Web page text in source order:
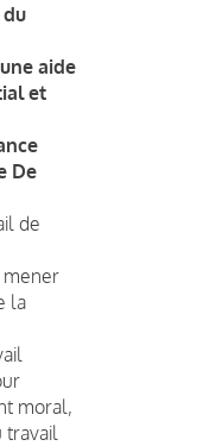
aide
et
De
de
mener
la
moral,
travail